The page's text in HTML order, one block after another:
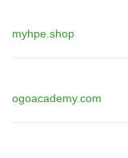
myhpe.shop
ogoacademy.com